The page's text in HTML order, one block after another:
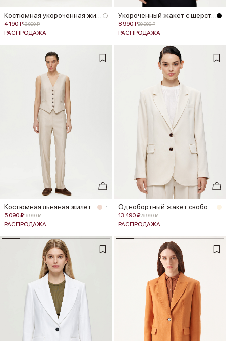
4 190 ₽13 990 ₽
РАСПРОДАЖА
8 990 ₽29 990 ₽
РАСПРОДАЖА
+1
5 090 ₽16 990 ₽
РАСПРОДАЖА
13 490 ₽26 990 ₽
РАСПРОДАЖА